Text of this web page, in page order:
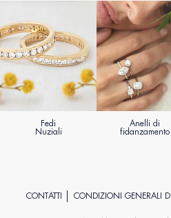
Fedi
Nuziali
Anelli di
fidanzamento
CONTATTI CONDIZIONI GENERALI